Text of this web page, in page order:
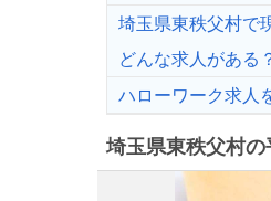
埼玉県東秩父村で
どんな求人がある
ハローワーク求人
埼玉県東秩父村の